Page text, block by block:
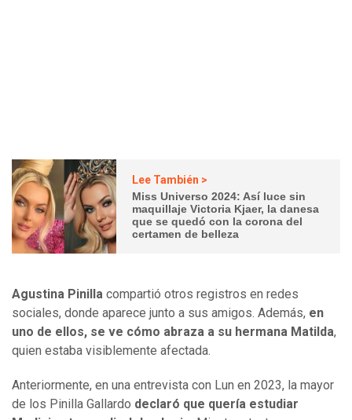
Lee También >
Miss Universo 2024: Así luce sin
maquillaje Victoria Kjaer, la danesa
que se quedó con la corona del
certamen de belleza
Agustina Pinilla compartió otros registros en redes
sociales, donde aparece junto a sus amigos. Además, en
uno de ellos, se ve cómo abraza a su hermana Matilda,
quien estaba visiblemente afectada.
Anteriormente, en una entrevista con Lun en 2023, la mayor
de los Pinilla Gallardo declaró que quería estudiar